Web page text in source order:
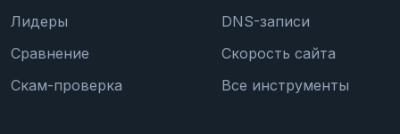
Лидеры
Сравнение
Скам-проверка
DNS-записи
Скорость сайта
Все инструменты